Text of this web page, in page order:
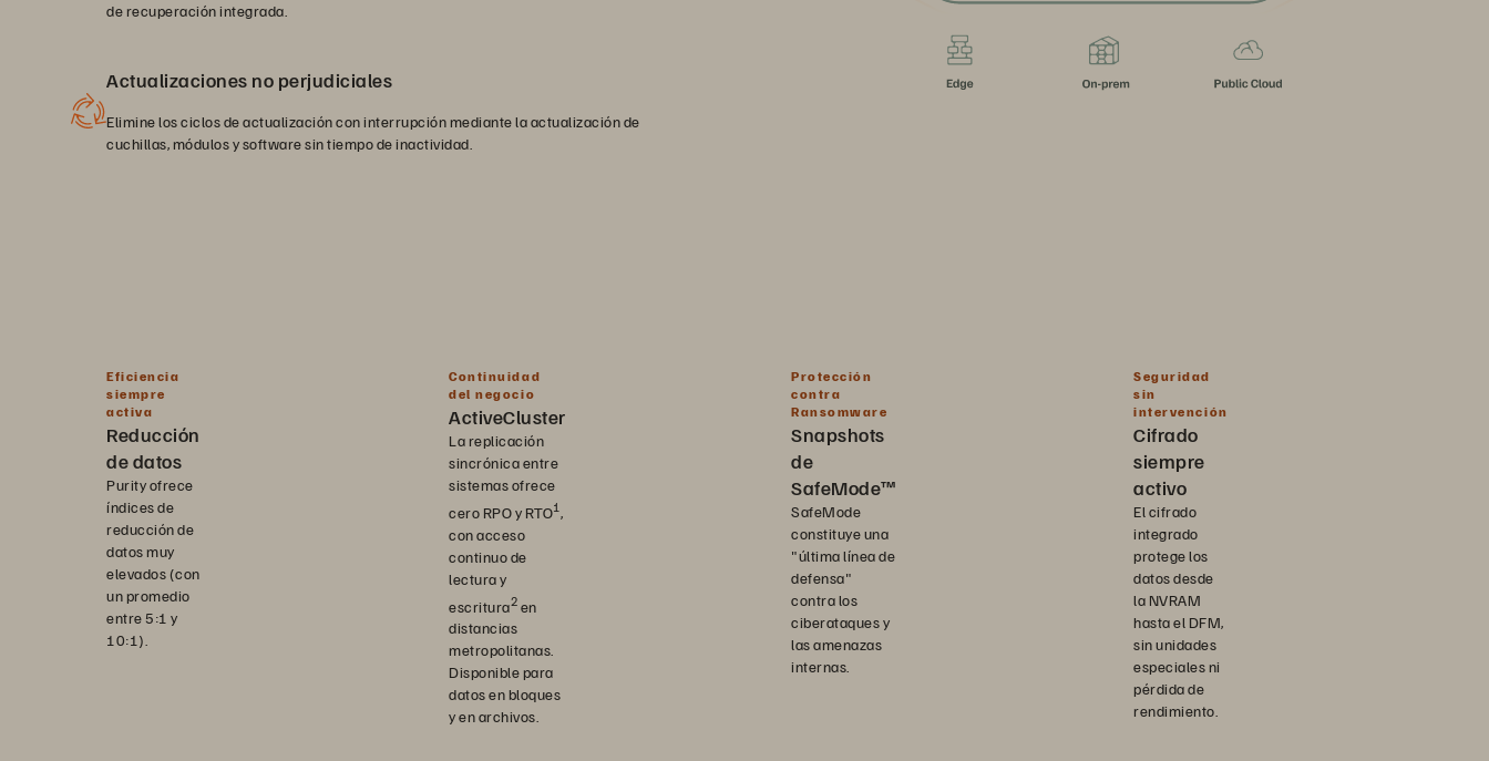
de recuperación integrada.
Actualizaciones no perjudiciales
Elimine los ciclos de actualización con interrupción mediante la actualización de
cuchillas, módulos y software sin tiempo de inactividad.
Eficiencia
siempre
activa
Reducción
de datos
Purity ofrece
índices de
reducción de
datos muy
elevados (con
un promedio
entre 5:1 y
10:1).
Continuidad
del negocio
ActiveCluster
La replicación
sincrónica entre
sistemas ofrece
cero RPO y RTO1,
con acceso
continuo de
lectura y
escritura2 en
distancias
metropolitanas.
Disponible para
datos en bloques
y en archivos.
Protección
contra
Ransomware
Snapshots
de
SafeMode™
SafeMode
constituye una
"última línea de
defensa"
contra los
ciberataques y
las amenazas
internas.
Seguridad
sin
intervención
Cifrado
siempre
activo
El cifrado
integrado
protege los
datos desde
la NVRAM
hasta el DFM,
sin unidades
especiales ni
pérdida de
rendimiento.